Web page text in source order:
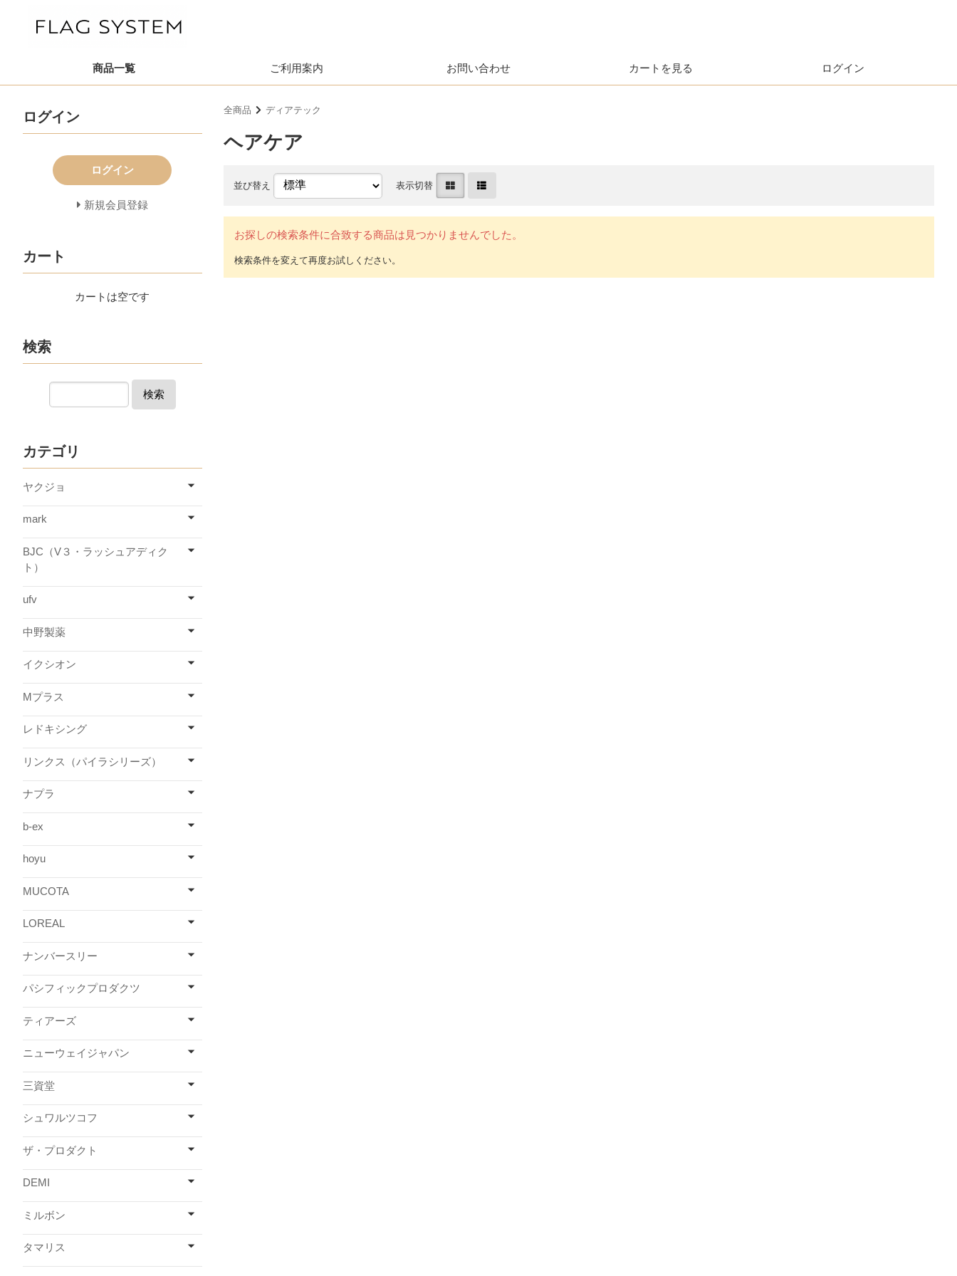
商品一覧 ご利用案内 お問い合わせ カートを見る ログイン
全商品 ディアテック
ヘアケア
並び替え 表示切替
お探しの検索条件に合致する商品は見つかりませんでした。
ログイン
ログイン
新規会員登録
カート
カートは空です
検索
検索
カテゴリ
ヤクジョ
mark
BJC（V３・ラッシュアディク
ト）
ufv
中野製薬
イクシオン
Mプラス
レドキシング
リンクス（パイラシリーズ）
ナプラ
b-ex
hoyu
MUCOTA
LOREAL
ナンバースリー
パシフィックプロダクツ
ティアーズ
ニューウェイジャパン
三資堂
シュワルツコフ
ザ・プロダクト
DEMI
ミルボン
タマリス